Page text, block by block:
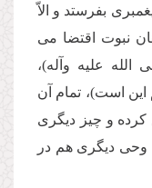
بفرستد و الاّ
نبوت اقتضا مى
الله علیه وآله)،
این است)، تمام آن
كرده و چیز دیگرى
وحى دیگرى هم در